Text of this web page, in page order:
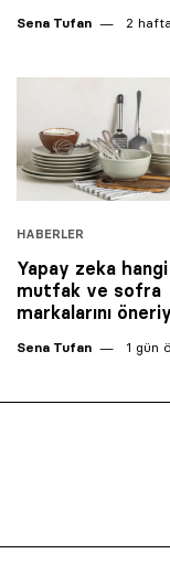
Sena Tufan 2
HABERLER
Yapay zeka hangi
mutfak ve sofra
markalarını
Sena Tufan 1 gün